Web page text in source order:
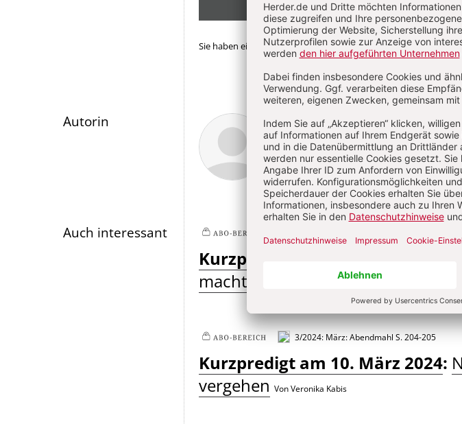
Sie haben ein Abonnement?Anmelden
Überschrift
Autorin Christine Seidemann
Auch interessant
Kurzpredigt Sonntag Lätare
macht
3/2024: März: Abendmahl S. 204-205
Kurzpredigt am 10. März 2024:
vergehen Von Veronika Kabis